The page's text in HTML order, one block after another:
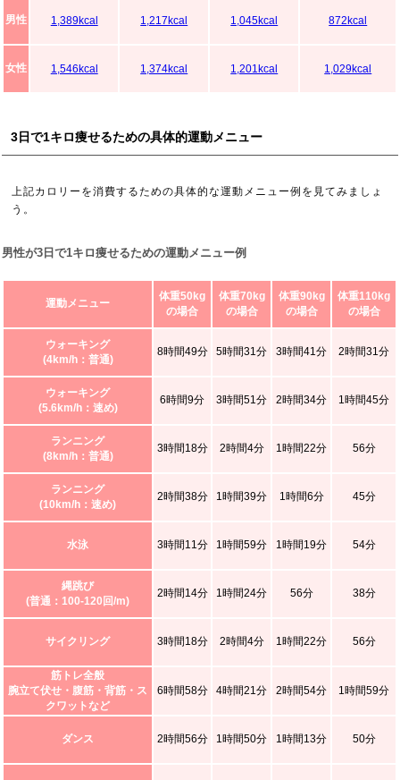
男性 1,389kcal 1,217kcal 1,045kcal 872kcal
女性 1,546kcal 1,374kcal 1,201kcal 1,029kcal
3日で1キロ痩せるための具体的運動メニュー
上記カロリーを消費するための具体的な運動メニュー例を見てみましょ
う。
男性が3日で1キロ痩せるための運動メニュー例
運動メニュー
体重50kg
の場合
体重70kg
の場合
体重90kg
の場合
体重110kg
の場合
ウォーキング
(4km/h：普通)
8時間49分 5時間31分 3時間41分 2時間31分
ウォーキング
(5.6km/h：速め)
6時間9分 3時間51分 2時間34分 1時間45分
ランニング
(8km/h：普通)
3時間18分 2時間4分 1時間22分 56分
ランニング
(10km/h：速め)
2時間38分 1時間39分 1時間6分 45分
水泳 3時間11分 1時間59分 1時間19分 54分
縄跳び
(普通：100-120回/m)
2時間14分 1時間24分 56分 38分
サイクリング 3時間18分 2時間4分 1時間22分 56分
筋トレ全般
腕立て伏せ・腹筋・背筋・ス
クワットなど
6時間58分 4時間21分 2時間54分 1時間59分
ダンス 2時間56分 1時間50分 1時間13分 50分